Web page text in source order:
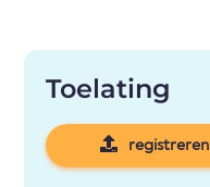
Toelating
registreren